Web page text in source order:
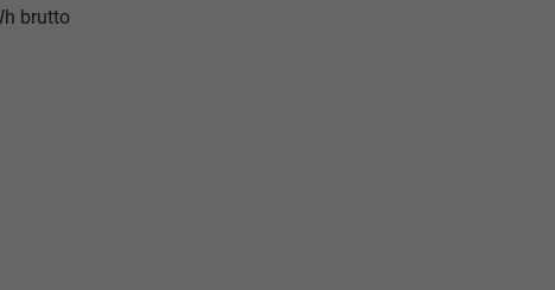
brutto